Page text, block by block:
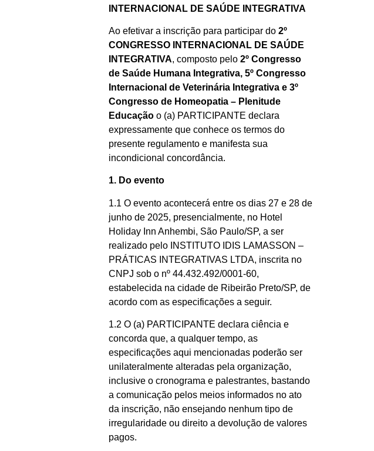
INTERNACIONAL DE SAÚDE INTEGRATIVA
Ao efetivar a inscrição para participar do2º
CONGRESSO INTERNACIONAL DE SAÚDE
INTEGRATIVA, composto pelo2º Congresso
de Saúde Humana Integrativa, 5º Congresso
Internacional de Veterinária Integrativa e 3º
Congresso de Homeopatia – Plenitude
Educação o (a) PARTICIPANTE declara
expressamente que conhece os termos do
presente regulamento e manifesta sua
incondicional concordância.
1. Do evento
1.1 O evento acontecerá entre os dias 27 e 28 de
junho de 2025, presencialmente, no Hotel
Holiday Inn Anhembi, São Paulo/SP, a ser
realizado pelo INSTITUTO IDIS LAMASSON –
PRÁTICAS INTEGRATIVAS LTDA, inscrita no
CNPJ sob o nº 44.432.492/0001-60,
estabelecida na cidade de Ribeirão Preto/SP, de
acordo com as especificações a seguir.
1.2 O (a) PARTICIPANTE declara ciência e
concorda que, a qualquer tempo, as
especificações aqui mencionadas poderão ser
unilateralmente alteradas pela organização,
inclusive o cronograma e palestrantes, bastando
a comunicação pelos meios informados no ato
da inscrição, não ensejando nenhum tipo de
irregularidade ou direito a devolução de valores
pagos.